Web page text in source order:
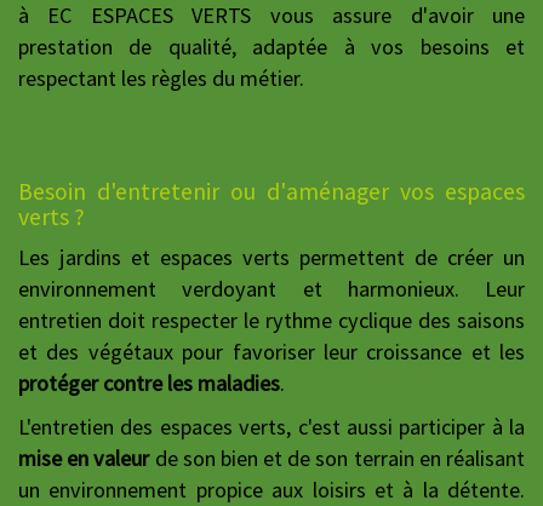
à EC ESPACES VERTS vous assure d'avoir une
prestation de qualité, adaptée à vos besoins et
respectant les règles du métier.
Besoin d'entretenir ou d'aménager vos espaces
verts ?
Les jardins et espaces verts permettent de créer un
environnement verdoyant et harmonieux. Leur
entretien doit respecter le rythme cyclique des saisons
et des végétaux pour favoriser leur croissance et les
protéger contre les maladies.
L'entretien des espaces verts, c'est aussi participer à la
mise en valeurde son bien et de son terrain en réalisant
un environnement propice aux loisirs et à la détente.